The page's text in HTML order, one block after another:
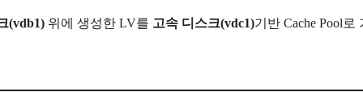
(vdb1) 위에 생성한 LV를 고속 디스크(vdc1)기반 Cache Pool로